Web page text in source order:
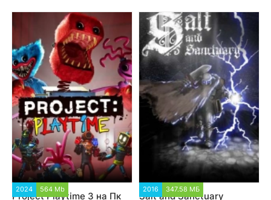
2024 564 Mb
Project Playtime 3 на Пк
2016 347.58 МБ
Salt and Sanctuary